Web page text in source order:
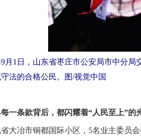
9月1日，山东省枣庄市公安局市中分
法的合格公民。图/视觉中国
每一条款背后，都闪耀着“人民至上”的
大冶市铜都国际小区，5名业主委员